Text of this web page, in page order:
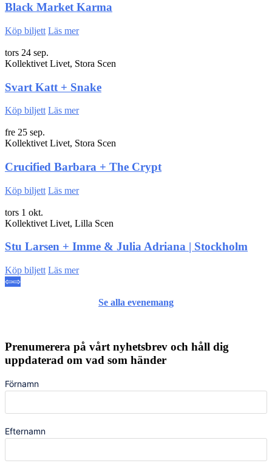
Black Market Karma
Köp biljett Läs mer
tors 24 sep.
Kollektivet Livet, Stora Scen
Svart Katt + Snake
Köp biljett Läs mer
fre 25 sep.
Kollektivet Livet, Stora Scen
Crucified Barbara + The Crypt
Köp biljett Läs mer
tors 1 okt.
Kollektivet Livet, Lilla Scen
Stu Larsen + Imme & Julia Adriana | Stockholm
Köp biljett Läs mer
⇦⇨
Se alla evenemang
Prenumerera på vårt nyhetsbrev och håll dig
uppdaterad om vad som händer
Förnamn
Efternamn